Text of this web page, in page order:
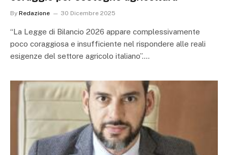
By Redazione 30 Dicembre 2025
“La Legge di Bilancio 2026 appare complessivamente
poco coraggiosa e insufficiente nel rispondere alle reali
esigenze del settore agricolo italiano”.…